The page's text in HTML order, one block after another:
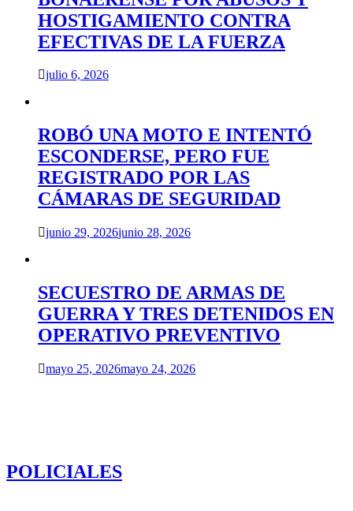
HOSTIGAMIENTO CONTRA
EFECTIVAS DE LA FUERZA
julio 6, 2026
ROBÓ UNA MOTO E INTENTÓ
ESCONDERSE, PERO FUE
REGISTRADO POR LAS
CÁMARAS DE SEGURIDAD
junio 29, 2026junio 28, 2026
SECUESTRO DE ARMAS DE
GUERRA Y TRES DETENIDOS EN
OPERATIVO PREVENTIVO
mayo 25, 2026mayo 24, 2026
POLICIALES